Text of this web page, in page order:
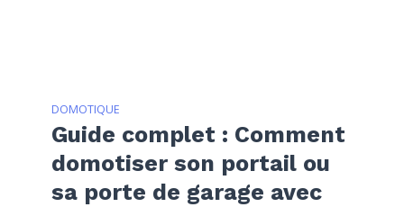
DOMOTIQUE
Guide complet : Comment
domotiser son portail ou
sa porte de garage avec